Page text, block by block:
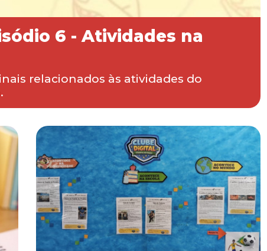
6 - Atividades na
relacionados às atividades do